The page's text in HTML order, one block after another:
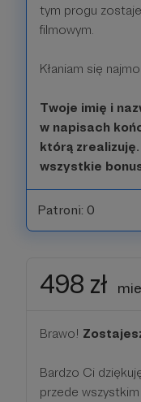
tym progu
filmowym.
Kłaniam się
Twoje imię i
w napisach
którą
wszystkie
Patroni: 0
498 zł
Brawo!
Bardzo Ci
przede